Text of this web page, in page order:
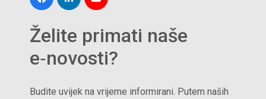
Želite primati naše
e‑novosti?
Budite uvijek na vrijeme informirani. Putem naših